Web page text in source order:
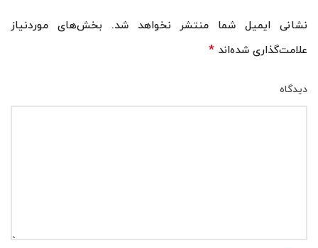
نشانی ایمیل شما منتشر نخواهد شد. بخش‌های موردنیاز
علامت‌گذاری شده‌اند *
دیدگاه